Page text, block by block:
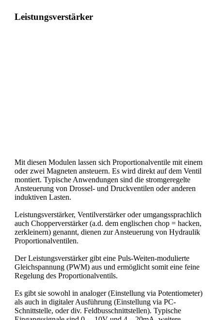
Leistungsverstärker
Mit diesen Modulen lassen sich Proportionalventile mit einem
oder zwei Magneten ansteuern. Es wird direkt auf dem Ventil
montiert. Typische Anwendungen sind die stromgeregelte
Ansteuerung von Drossel- und Druckventilen oder anderen
induktiven Lasten.
Leistungsverstärker, Ventilverstärker oder umgangssprachlich
auch Chopperverstärker (a.d. dem englischen chop = hacken,
zerkleinern) genannt, dienen zur Ansteuerung von Hydraulik
Proportionalventilen.
Der Leistungsverstärker gibt eine Puls-Weiten-modulierte
Gleichspannung (PWM) aus und ermöglicht somit eine feine
Regelung des Proportionalventils.
Es gibt sie sowohl in analoger (Einstellung via Potentiometer)
als auch in digitaler Ausführung (Einstellung via PC-
Schnittstelle, oder div. Feldbusschnittstellen). Typische